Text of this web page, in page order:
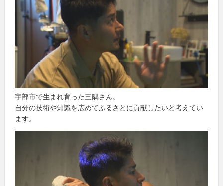
宇部市で生まれ育った三隅さん。
自分の技術や知識を広めてふるさとに貢献したいと考えてい
ます。